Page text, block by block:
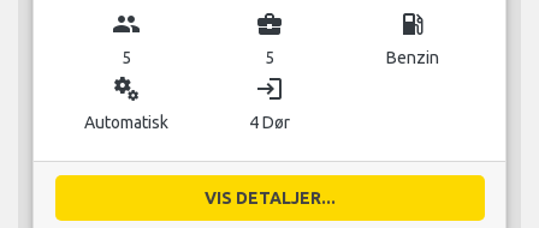
group
5
business_center
5
local_gas_station
Benzin
miscellaneous_services
Automatisk
login
4 Dør
VIS DETALJER...